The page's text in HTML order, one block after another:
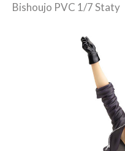
Bishoujo PVC 1/7 Staty